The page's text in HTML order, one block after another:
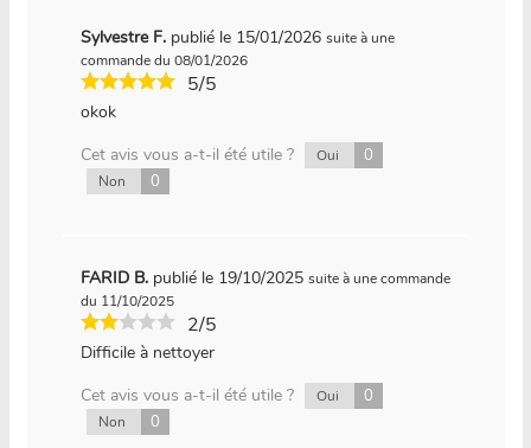
Sylvestre F. publié le 15/01/2026 suite à une
commande du 08/01/2026
5/5
okok
Cet avis vous a-t-il été utile ?
Oui 0
Non 0
FARID B. publié le 19/10/2025 suite à une commande
du 11/10/2025
2/5
Difficile à nettoyer
Cet avis vous a-t-il été utile ?
Oui 0
Non 0